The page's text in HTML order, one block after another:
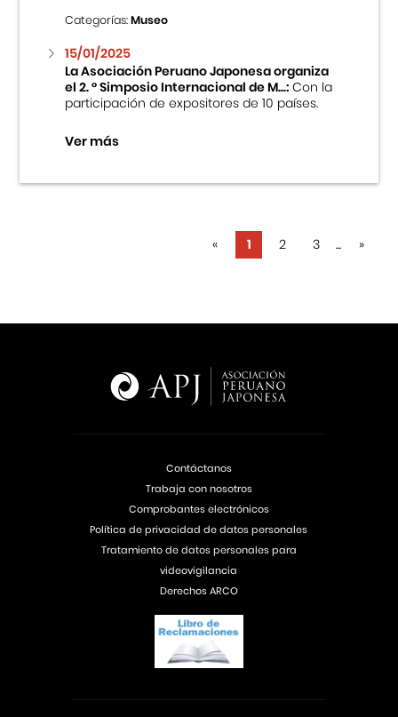
Categorías:Museo
15/01/2025
La Asociación Peruano Japonesa organiza
el 2. ° Simposio Internacional de M...:Con la
participación de expositores de 10 países.
Ver más
« 1 2 3 ... »
Contáctanos
Trabaja con nosotros
Comprobantes electrónicos
Política de privacidad de datos personales
Tratamiento de datos personales para
videovigilancia
Derechos ARCO